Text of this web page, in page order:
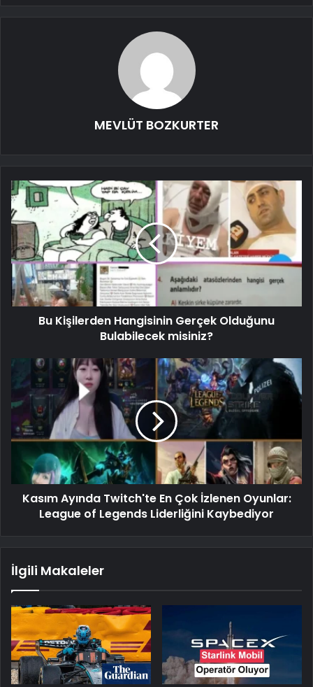
MEVLÜT BOZKURTER
Bu Kişilerden Hangisinin Gerçek Olduğunu
Bulabilecek misiniz?
Kasım Ayında Twitch'te En Çok İzlenen Oyunlar:
League of Legends Liderliğini Kaybediyor
İlgili Makaleler